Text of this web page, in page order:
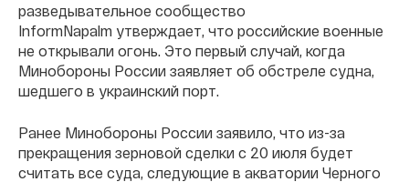
разведывательное сообщество
InformNapalm утверждает, что российские военные
не открывали огонь. Это первый случай, когда
Минобороны России заявляет об обстреле судна,
шедшего в украинский порт.
Ранее Минобороны России заявило, что из-за
прекращения зерновой сделки с 20 июля будет
считать все суда, следующие в акватории Черного